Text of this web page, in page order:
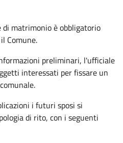
di matrimonio è obbligatorio
Comune.
preliminari, l'ufficiale
interessati per fissare un
i futuri sposi si
di rito, con i seguenti